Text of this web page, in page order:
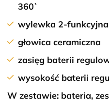
360`
wylewka 2-funkcyjna
głowica ceramiczna
zasięg baterii
wysokość baterii
W zestawie: bateria,